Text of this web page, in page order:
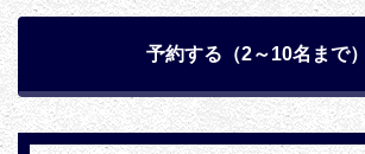
予約する（2～10名まで）